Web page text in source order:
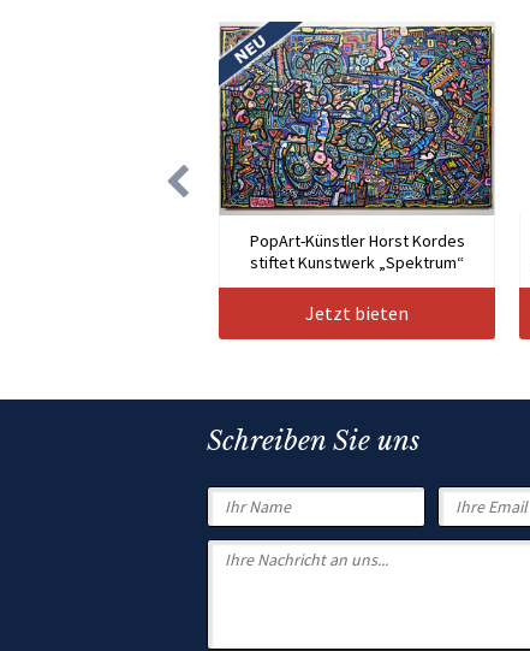
PopArt-Künstler Horst Kordes
stiftet Kunstwerk „Spektrum“
Jetzt bieten
Schreiben Sie uns